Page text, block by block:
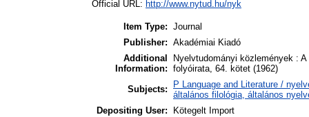
Official URL: http://www.nytud.hu/nyk
Item Type: Journal
Publisher: Akadémiai Kiadó
Additional
Information:
Nyelvtudományi közlemények :
folyóirata, 64. kötet (1962)
Subjects:
P Language and Literature /
általános filológia, általános
Depositing User:
Kötegelt Import